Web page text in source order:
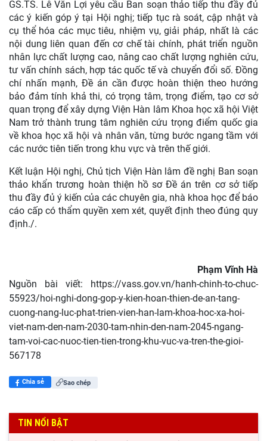
GS.TS. Lê Văn Lợi yêu cầu Ban soạn thảo tiếp thu đầy đủ
các ý kiến góp ý tại Hội nghị; tiếp tục rà soát, cập nhật và
cụ thể hóa các mục tiêu, nhiệm vụ, giải pháp, nhất là các
nội dung liên quan đến cơ chế tài chính, phát triển nguồn
nhân lực chất lượng cao, nâng cao chất lượng nghiên cứu,
tư vấn chính sách, hợp tác quốc tế và chuyển đổi số. Đồng
chí nhấn mạnh, Đề án cần được hoàn thiện theo hướng
bảo đảm tính khả thi, có trọng tâm, trọng điểm, tạo cơ sở
quan trọng để xây dựng Viện Hàn lâm Khoa học xã hội Việt
Nam trở thành trung tâm nghiên cứu trọng điểm quốc gia
về khoa học xã hội và nhân văn, từng bước ngang tầm với
các nước tiên tiến trong khu vực và trên thế giới.
Kết luận Hội nghị, Chủ tịch Viện Hàn lâm đề nghị Ban soạn
thảo khẩn trương hoàn thiện hồ sơ Đề án trên cơ sở tiếp
thu đầy đủ ý kiến của các chuyên gia, nhà khoa học để báo
cáo cấp có thẩm quyền xem xét, quyết định theo đúng quy
định./.
Phạm Vĩnh Hà
Nguồn bài viết:
https://vass.gov.vn/hanh-chinh-to-chuc-
55923/hoi-nghi-dong-gop-y-kien-hoan-thien-de-an-tang-
cuong-nang-luc-phat-trien-vien-han-lam-khoa-hoc-xa-hoi-
viet-nam-den-nam-2030-tam-nhin-den-nam-2045-ngang-
tam-voi-cac-nuoc-tien-tien-trong-khu-vuc-va-tren-the-gioi-
567178
Chia sẻ Sao chép
TIN NỔI BẬT